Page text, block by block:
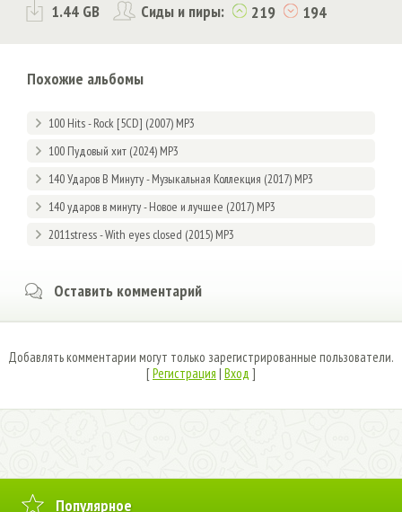
1.44 GB Сиды и пиры: 219 194
Похожие альбомы
100 Hits - Rock [5CD] (2007) MP3
100 Пудовый хит (2024) MP3
140 Ударов В Минуту - Музыкальная Коллекция (2017) MP3
140 ударов в минуту - Новое и лучшее (2017) MP3
2011stress - With eyes closed (2015) MP3
Оставить комментарий
Добавлять комментарии могут только зарегистрированные пользователи.
[Регистрация | Вход ]
Популярное